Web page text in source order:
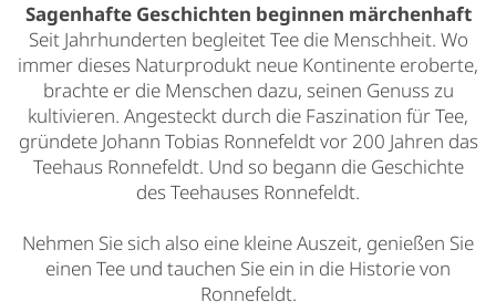
Sagenhafte Geschichten beginnen märchenhaft
Seit Jahrhunderten begleitet Tee die Menschheit. Wo
immer dieses Naturprodukt neue Kontinente eroberte,
brachte er die Menschen dazu, seinen Genuss zu
kultivieren. Angesteckt durch die Faszination für Tee,
gründete Johann Tobias Ronnefeldt vor 200 Jahren das
Teehaus Ronnefeldt. Und so begann die Geschichte
des Teehauses Ronnefeldt.
Nehmen Sie sich also eine kleine Auszeit, genießen Sie
einen Tee und tauchen Sie ein in die Historie von
Ronnefeldt.